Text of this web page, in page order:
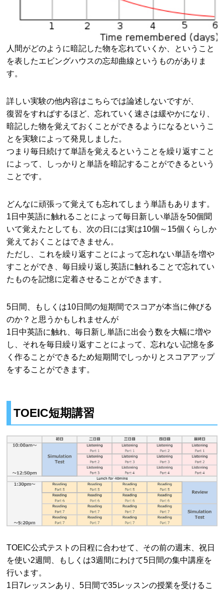
人間がどのように暗記した物を忘れていくか、ということ
を表したエビングハウスの忘却曲線というものがありま
す。
詳しい実験の他内容はこちらでは論述しないですが、
復習をすればするほど、忘れていく速さは緩やかになり、
暗記した物を覚えておくことができるようになるというこ
とを実験によって発見しました。
つまり毎日続けて単語を覚えるということを繰り返すこと
によって、しっかりと単語を暗記することができるという
ことです。
どんなに頑張って覚えても忘れてしまう単語もあります。
1日中英語に触れることによって毎日新しい単語を50個聞
いて覚えたとしても、次の日には実は10個～15個くらしか
覚えておくことはできません。
ただし、これを繰り返すことによって忘れない単語を増や
すことができ、毎日繰り返し英語に触れることで忘れてい
たものを記憶に定着させることができます。
5日間、もしくは10日間の短期間でスコアが本当に伸びる
のか？と思うかもしれませんが
1日中英語に触れ、毎日新し単語に出会う数を大幅に増や
し、それを毎日繰り返すことによって、忘れない記憶を多
く作ることができるため短期間でしっかりとスコアアップ
をすることができます。
TOEIC短期講習
TOEIC公式テストの日程に合わせて、その前の週末、祝日
を使い2週間、もしくは3週間にわけて5日間の集中講座を
行います。
1日7レッスンあり、5日間で35レッスンの授業を受けるこ